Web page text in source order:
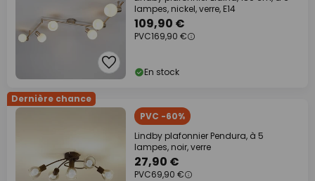
lampes, nickel, verre, E14
109,90 €
PVC169,90 €
En stock
Dernière chance
PVC -60%
Lindby plafonnier Pendura, à 5
lampes, noir, verre
27,90 €
PVC69,90 €